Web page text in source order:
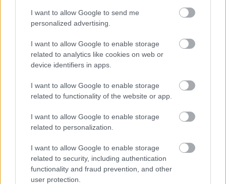
I want to allow Google to send me
personalized advertising.
I want to allow Google to enable storage
related to analytics like cookies on web or
device identifiers in apps.
I want to allow Google to enable storage
related to functionality of the website or app.
I want to allow Google to enable storage
related to personalization.
I want to allow Google to enable storage
related to security, including authentication
functionality and fraud prevention, and other
user protection.
Αφαίρεσε κάτι από τη «to-do»
λίστα σου
Εάν αισθανθείς άγχος αυτές τις γιορτές, βγάλε κάτι
πας κάπου, μην πας.